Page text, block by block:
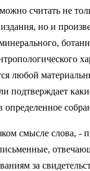
считать не
но и
любой
подтверждает
смысле слова, -
за